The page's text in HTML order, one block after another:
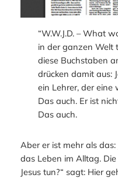
“W.W.J.D. – What
in der ganzen Welt
diese Buchstaben
drücken damit aus:
ein Lehrer, der
Das auch. Er ist
Das auch.
Aber er ist mehr als
das Leben im Alltag.
Jesus tun?“ sagt: Hier